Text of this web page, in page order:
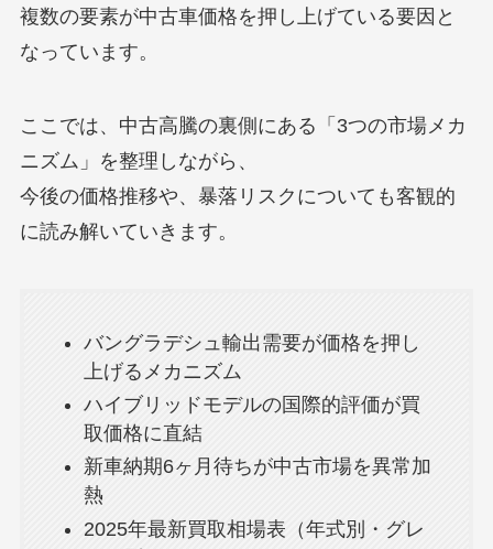
複数の要素が中古車価格を押し上げている要因と
なっています。
ここでは、中古高騰の裏側にある「3つの市場メカ
ニズム」を整理しながら、
今後の価格推移や、暴落リスクについても客観的
に読み解いていきます。
バングラデシュ輸出需要が価格を押し
上げるメカニズム
ハイブリッドモデルの国際的評価が買
取価格に直結
新車納期6ヶ月待ちが中古市場を異常加
熱
2025年最新買取相場表（年式別・グレ